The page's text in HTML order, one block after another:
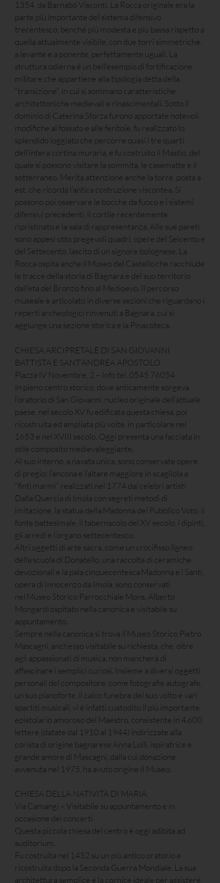
1354, da Barnabò Visconti. La Rocca originale era la
parte più importante del sistema difensivo
trecentesco, benché più modesta e più bassa rispetto a
quella attualmente visibile, con due torri simmetriche,
a levante e a ponente, perfettamente uguali. La
struttura odierna è un bell’esempio di fortificazione
militare che appartiene alla tipologia detta della
“transizione”, in cui si sommano caratteristiche
architettoniche medievali e rinascimentali. Sotto il
dominio di Caterina Sforza furono apportate notevoli
modifiche al fossato e alle feritoie, fu realizzato lo
splendido loggiato che percorre quasi i tre quarti
dell’intera cortina muraria, e fu costruito il Mastio, del
quale si possono visitare la sommità, le casematte e il
sotterraneo. Merita attenzione anche la torre, posta a
est, che ricorda l’antica costruzione viscontea. Si
possono poi osservare le bocche da fuoco e i sistemi
difensivi precedenti, il cortile recentemente
ripristinato e la sala di rappresentanza. Alle sue pareti
sono appesi otto pregevoli quadri, opere del Seicento e
del Settecento, lascito di un signore bolognese. La
Rocca ospita anche il Museo del Castello che racchiude
le tracce della storia di Bagnara e del suo territorio
dall’età del Bronzo fino al Medioevo. Il percorso
museale è articolato in diverse sezioni che riguardano i
reperti archeologici rinvenuti a Bagnara, cui si
aggiunge una sezione storica e la Pinacoteca.
CHIESA ARCIPRETALE DI SAN GIOVANNI
BATTISTA E SANT’ANDREA APOSTOLO
Piazza IV Novembre, 2 – Info tel. 0545 76054
In pieno centro storico, dove anticamente sorgeva
l’oratorio di San Giovanni, nucleo originale dell’attuale
paese, nel secolo XV fu edificata questa chiesa, poi
ricostruita ed ampliata più volte, in particolare nel
1653 e nel XVIII secolo. Oggi presenta una facciata in
stile composito medievaleggiante.
Al suo interno, a navata unica, sono conservate opere
di pregio: l’ancona e l’altare maggiore in scagliola a
“finti marmi” realizzati nel 1774 dai celebri artisti
Dalla Quercia di Imola con segreti metodi di
imitazione, la statua della Madonna del Pubblico Voto, il
fonte battesimale, il tabernacolo del XV secolo, i dipinti,
gli arredi e l’organo settecentesco.
Altri oggetti di arte sacra, come un crocifisso ligneo
della scuola di Donatello, una raccolta di ceramiche
devozionali e la pala cinquecentesca Madonna e i Santi,
opera di Innocenzo da Imola, sono conservati
nel Museo Storico Parrocchiale Mons. Alberto
Mongardi ospitato nella canonica e visitabile su
appuntamento.
Sempre nella canonica si trova il Museo Storico Pietro
Mascagni, anch’esso visitabile su richiesta, che, oltre
agli appassionati di musica, non mancherà di
affascinare i semplici curiosi. Insieme a diversi oggetti
personali del compositore, come fotografie autografe,
un suo pianoforte, il calco funebre del suo volto e vari
spartiti musicali, vi è infatti custodito il più importante
epistolario amoroso del Maestro, consistente in 4.600
lettere (datate dal 1910 al 1944) indirizzate alla
corista di origine bagnarese Anna Lolli, ispiratrice e
grande amore di Mascagni, dalla cui donazione,
avvenuta nel 1975, ha avuto origine il Museo.
CHIESA DELLA NATIVITÀ DI MARIA
Via Camangi – Visitabile su appuntamento e in
occasione dei concerti
Questa piccola chiesa del centro è oggi adibita ad
auditorium.
Fu costruita nel 1452 su un più antico oratorio e
ricostruita dopo la Seconda Guerra Mondiale. La sua
architettura semplice è la cornice ideale per assistere